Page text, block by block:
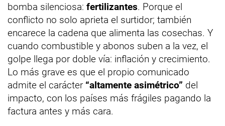
bomba silenciosa: fertilizantes. Porque el
conflicto no solo aprieta el surtidor; también
encarece la cadena que alimenta las cosechas. Y
cuando combustible y abonos suben a la vez, el
golpe llega por doble vía: inflación y crecimiento.
Lo más grave es que el propio comunicado
admite el carácter “altamente asimétrico” del
impacto, con los países más frágiles pagando la
factura antes y más cara.